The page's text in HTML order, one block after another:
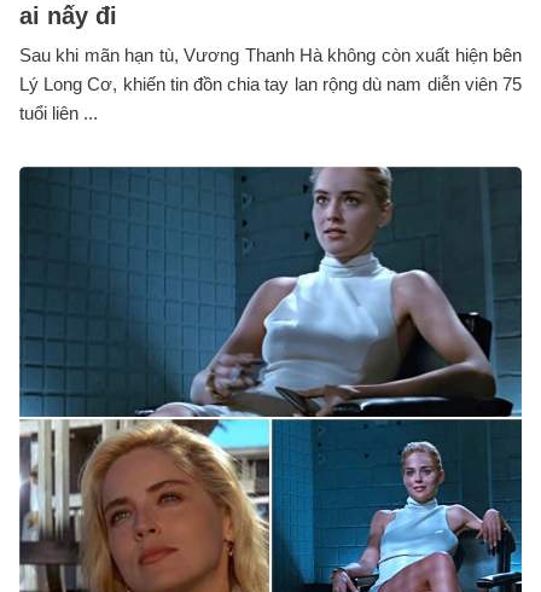
ai nấy đi
Sau khi mãn hạn tù, Vương Thanh Hà không còn xuất hiện bên
Lý Long Cơ, khiến tin đồn chia tay lan rộng dù nam diễn viên 75
tuổi liên ...